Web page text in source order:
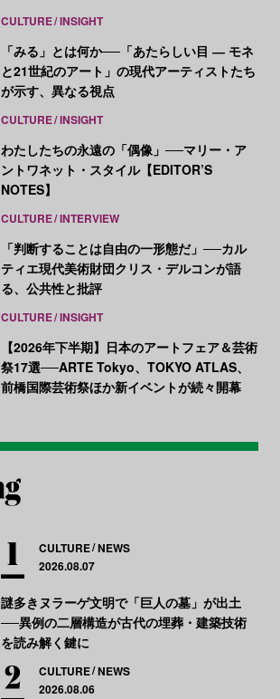
CULTURE INSIGHT
「みる」とは何か──「あたらしい目 ― モネ
と21世紀のアート」の現代アーティストたち
が示す、異なる視点
CULTURE INSIGHT
わたしたちの永遠の「偶像」──マリー・ア
ントワネット・スタイル【EDITOR’S
NOTES】
CULTURE INTERVIEW
「判断することは自由の一形態だ」──カル
ティエ現代美術財団クリス・デルコンが語
る、公共性と批評
CULTURE INSIGHT
【2026年下半期】日本のアートフェア＆芸術
祭17選──ARTE Tokyo、TOKYO ATLAS、
前橋国際芸術祭ほか新イベントが続々開幕
CULTURE NEWS
2026.08.07
謎多きヌラーゲ文明で「巨人の墓」が出土
──異例の二層構造が古代の埋葬・建築技術
を読み解く鍵に
CULTURE NEWS
2026.08.06